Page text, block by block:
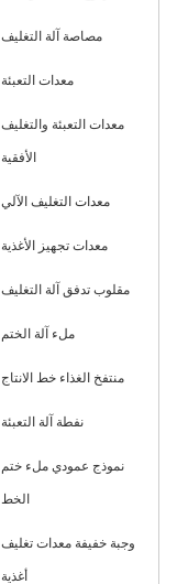
مصاصة آلة التغليف
معدات التعبئة
معدات التعبئة والتغليف
الأفقية
معدات التغليف الآلي
معدات تجهيز الأغذية
مقلوب تدفق آلة التغليف
ملء آلة الختم
منتفخ الغذاء خط الانتاج
نفطة آلة التعبئة
نموذج عمودي ملء ختم
الخط
وجبة خفيفة معدات تغليف
أغذية